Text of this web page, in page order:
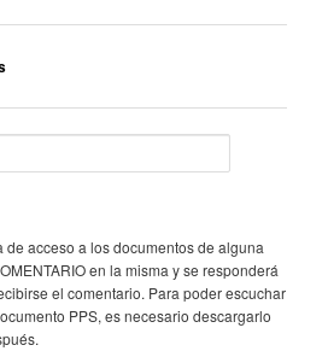
acceso a los documentos de alguna
en la misma y se responderá
el comentario. Para poder escuchar
PPS, es necesario descargarlo